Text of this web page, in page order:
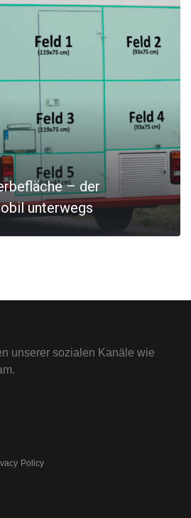
– der
unterwegs
unserer sozialen Kanäle wie
Policy